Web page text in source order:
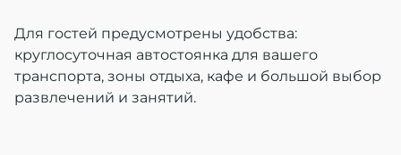
Для гостей предусмотрены удобства:
круглосуточная автостоянка для вашего
транспорта, зоны отдыха, кафе и большой выбор
развлечений и занятий.